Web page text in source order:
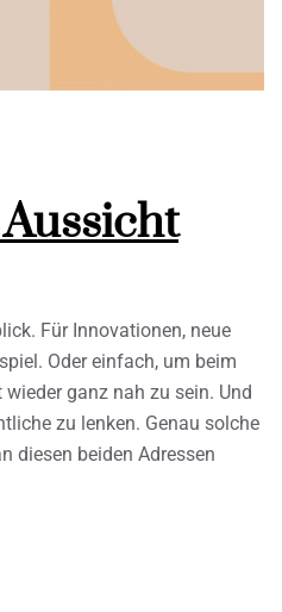
Für Innovationen, neue
Oder einfach, um beim
ganz nah zu sein. Und
zu lenken. Genau solche
diesen beiden Adressen